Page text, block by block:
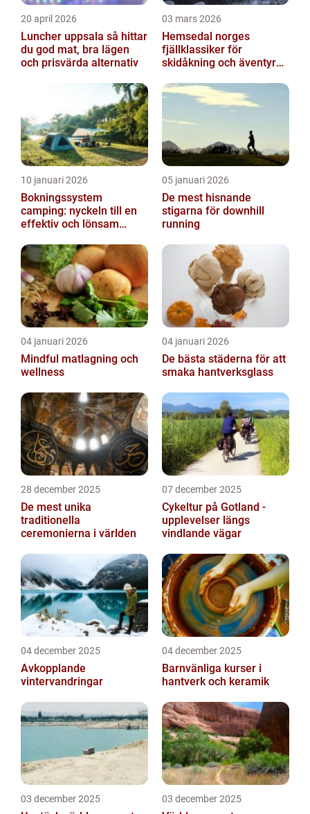
20 april 2026
Luncher uppsala så hittar
du god mat, bra lägen
och prisvärda alternativ
03 mars 2026
Hemsedal norges
fjällklassiker för
skidåkning och äventyr
10 januari 2026
Bokningssystem
camping: nyckeln till en
effektiv och lönsam
05 januari 2026
De mest hisnande
stigarna för downhill
running
04 januari 2026
Mindful matlagning och
wellness
04 januari 2026
De bästa städerna för att
smaka hantverksglass
28 december 2025
De mest unika
traditionella
ceremonierna i världen
07 december 2025
Cykeltur på Gotland -
upplevelser längs
vindlande vägar
04 december 2025
Avkopplande
vintervandringar
04 december 2025
Barnvänliga kurser i
hantverk och keramik
03 december 2025 03 december 2025